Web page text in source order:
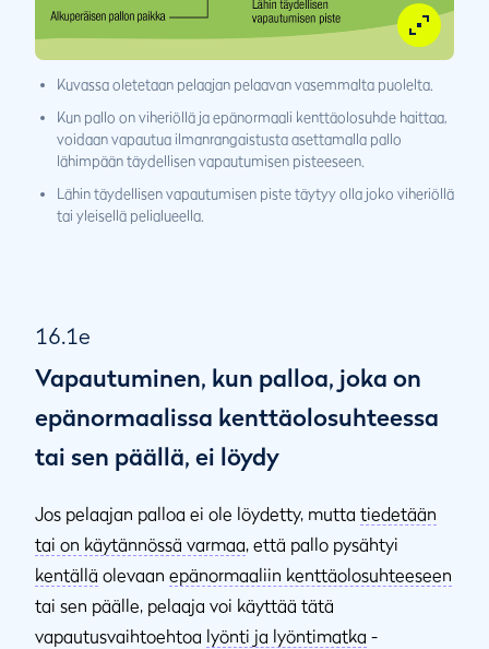
Kuvassa oletetaan pelaajan pelaavan vasemmalta puolelta.
Kun pallo on viheriöllä ja epänormaali kenttäolosuhde haittaa,
voidaan vapautua ilmanrangaistusta asettamalla pallo
lähimpään täydellisen vapautumisen pisteeseen.
Lähin täydellisen vapautumisen piste täytyy olla joko viheriöllä
tai yleisellä pelialueella.
16.1e
Vapautuminen, kun palloa, joka on
epänormaalissa kenttäolosuhteessa
tai sen päällä, ei löydy
Jos pelaajan palloa ei ole löydetty, mutta tiedetään
tai on käytännössä varmaa, että pallo pysähtyi
kentällä olevaan epänormaaliin kenttäolosuhteeseen
tai sen päälle, pelaaja voi käyttää tätä
vapautusvaihtoehtoa lyönti ja lyöntimatka -